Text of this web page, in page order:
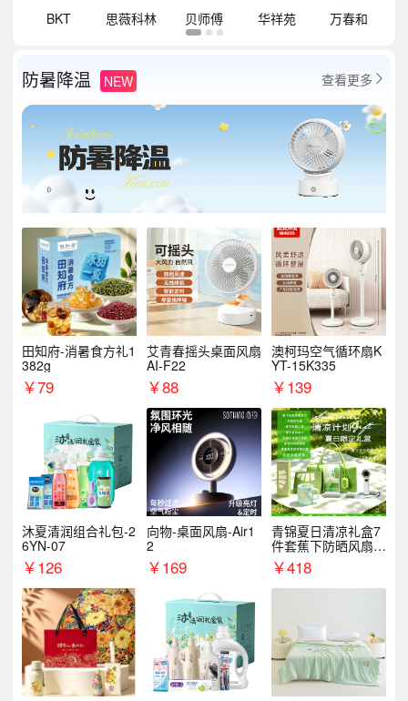
BKT 思薇科林 贝师傅 华祥苑 万春和
防暑降温 NEW 查看更多 
田知府-消暑食方礼1
382g
￥79
艾青春摇头桌面风扇
AI-F22
￥88
澳柯玛空气循环扇K
YT-15K335
￥139
沐夏清润组合礼包-2
6YN-07
￥126
向物-桌面风扇-Air1
2
￥169
青锦夏日清凉礼盒7
件套蕉下防晒风扇员
工福利端午伴手礼企
业定制
￥418